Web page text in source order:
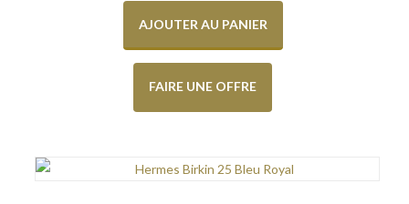
AJOUTER AU PANIER
FAIRE UNE OFFRE